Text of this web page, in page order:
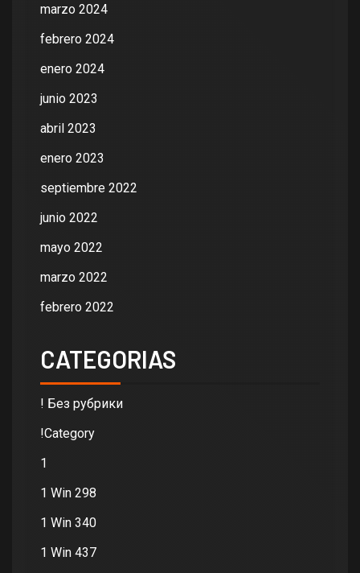
marzo 2024
febrero 2024
enero 2024
junio 2023
abril 2023
enero 2023
septiembre 2022
junio 2022
mayo 2022
marzo 2022
febrero 2022
CATEGORIAS
! Без рубрики
!Category
1
1 Win 298
1 Win 340
1 Win 437